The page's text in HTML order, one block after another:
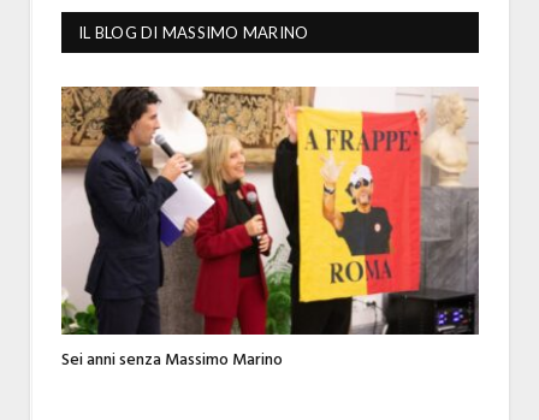
IL BLOG DI MASSIMO MARINO
Sei anni senza Massimo Marino